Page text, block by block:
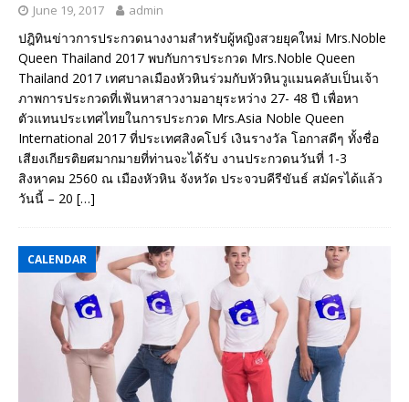
June 19, 2017 admin
ปฎิทินข่าวการประกวดนางงามสำหรับผู้หญิงสวยยุคใหม่ Mrs.Noble
Queen Thailand 2017 พบกับการประกวด Mrs.Noble Queen
Thailand 2017 เทศบาลเมืองหัวหินร่วมกับหัวหินวูแมนคลับเป็นเจ้า
ภาพการประกวดที่เฟ้นหาสาวงามอายุระหว่าง 27- 48 ปี เพื่อหา
ตัวแทนประเทศไทยในการประกวด Mrs.Asia Noble Queen
International 2017 ที่ประเทศสิงคโปร์ เงินรางวัล โอกาสดีๆ ทั้งชื่อ
เสียงเกียรติยศมากมายที่ท่านจะได้รับ งานประกวดนวันที่ 1-3
สิงหาคม 2560 ณ เมืองหัวหิน จังหวัด ประจวบคีรีขันธ์ สมัครได้แล้ว
วันนี้ – 20 […]
CALENDAR